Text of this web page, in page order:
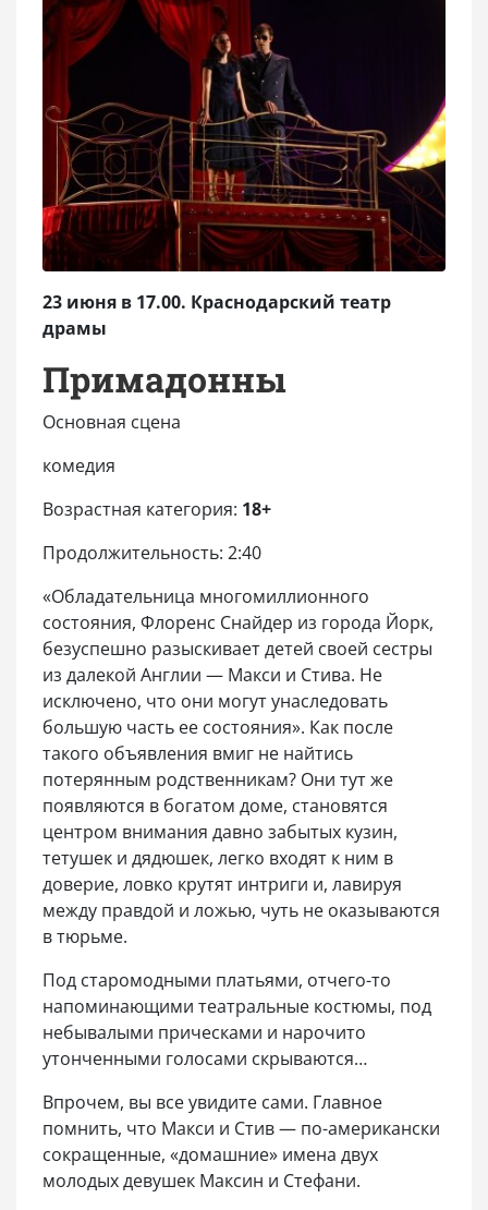
23 июня в 17.00. Краснодарский театр
драмы
Примадонны
Основная сцена
комедия
Возрастная категория: 18+
Продолжительность: 2:40
«Обладательница многомиллионного
состояния, Флоренс Снайдер из города Йорк,
безуспешно разыскивает детей своей сестры
из далекой Англии — Макси и Стива. Не
исключено, что они могут унаследовать
большую часть ее состояния». Как после
такого объявления вмиг не найтись
потерянным родственникам? Они тут же
появляются в богатом доме, становятся
центром внимания давно забытых кузин,
тетушек и дядюшек, легко входят к ним в
доверие, ловко крутят интриги и, лавируя
между правдой и ложью, чуть не оказываются
в тюрьме.
Под старомодными платьями, отчего-то
напоминающими театральные костюмы, под
небывалыми прическами и нарочито
утонченными голосами скрываются…
Впрочем, вы все увидите сами. Главное
помнить, что Макси и Стив — по-американски
сокращенные, «домашние» имена двух
молодых девушек Максин и Стефани.